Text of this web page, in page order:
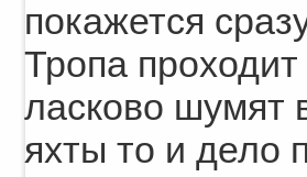
покажется
Тропа
ласково шумят
яхты то и дело